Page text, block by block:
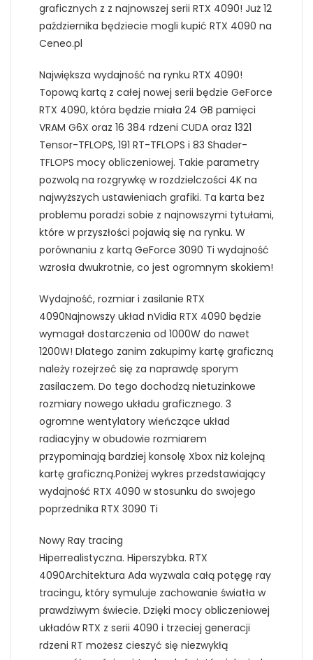
graficznych z z najnowszej serii RTX 4090! Już 12
października będziecie mogli kupić RTX 4090 na
Ceneo.pl
Największa wydajność na rynku RTX 4090!
Topową kartą z całej nowej serii będzie GeForce
RTX 4090, która będzie miała 24 GB pamięci
VRAM G6X oraz 16 384 rdzeni CUDA oraz 1321
Tensor-TFLOPS, 191 RT-TFLOPS i 83 Shader-
TFLOPS mocy obliczeniowej. Takie parametry
pozwolą na rozgrywkę w rozdzielczości 4K na
najwyższych ustawieniach grafiki. Ta karta bez
problemu poradzi sobie z najnowszymi tytułami,
które w przyszłości pojawią się na rynku. W
porównaniu z kartą GeForce 3090 Ti wydajność
wzrosła dwukrotnie, co jest ogromnym skokiem!
Wydajność, rozmiar i zasilanie RTX
4090Najnowszy układ nVidia RTX 4090 będzie
wymagał dostarczenia od 1000W do nawet
1200W! Dlatego zanim zakupimy kartę graficzną
należy rozejrzeć się za naprawdę sporym
zasilaczem. Do tego dochodzą nietuzinkowe
rozmiary nowego układu graficznego. 3
ogromne wentylatory wieńczące układ
radiacyjny w obudowie rozmiarem
przypominają bardziej konsolę Xbox niż kolejną
kartę graficzną.Poniżej wykres przedstawiający
wydajność RTX 4090 w stosunku do swojego
poprzednika RTX 3090 Ti
Nowy Ray tracing
Hiperrealistyczna. Hiperszybka. RTX
4090Architektura Ada wyzwala całą potęgę ray
tracingu, który symuluje zachowanie światła w
prawdziwym świecie. Dzięki mocy obliczeniowej
układów RTX z serii 4090 i trzeciej generacji
rdzeni RT możesz cieszyć się niezwykłą